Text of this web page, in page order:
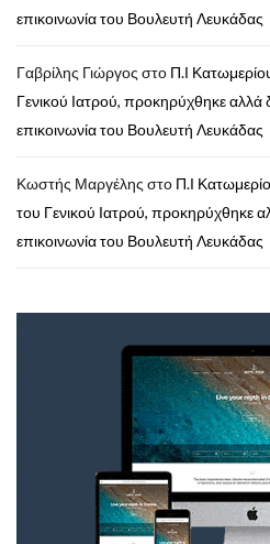
επικοινωνία του Βουλευτή Λευκάδας
Γαβρίλης Γιώργος στο Π.Ι
Γενικού Ιατρού, προκηρύχθηκε αλλά
επικοινωνία του Βουλευτή Λευκάδας
Κωστής Μαργέλης στο Π.Ι
του Γενικού Ιατρού, προκηρύχθηκε
επικοινωνία του Βουλευτή Λευκάδας